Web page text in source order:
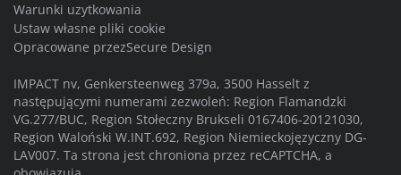
Warunki uzytkowania
Ustaw własne pliki cookie
Opracowane przezSecure Design
IMPACT nv, Genkersteenweg 379a, 3500 Hasselt z
następującymi numerami zezwoleń: Region Flamandzki
VG.277/BUC, Region Stołeczny Brukseli 0167406-20121030,
Region Waloński W.INT.692, Region Niemieckojęzyczny DG-
LAV007. Ta strona jest chroniona przez reCAPTCHA, a